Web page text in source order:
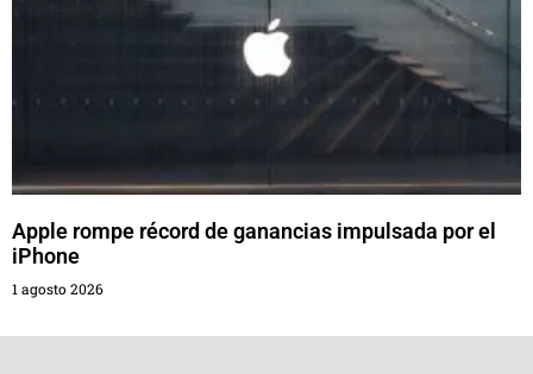
Apple rompe récord de ganancias impulsada por el
iPhone
1 agosto 2026